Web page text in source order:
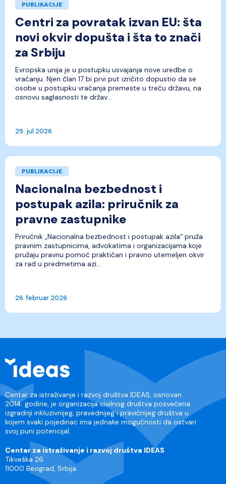
PUBLIKACIJE
Centri za povratak izvan EU: šta
novi okvir dopušta i šta to znači
za Srbiju
Evropska unija je u postupku usvajanja nove uredbe o
vraćanju. Njen član 17 bi prvi put izričito dopustio da se
osobe u postupku vraćanja premeste u treću državu, na
osnovu saglasnosti te držav...
29. jul 2026
PUBLIKACIJE
Nacionalna bezbednost i
postupak azila: priručnik za
pravne zastupnike
Priručnik „Nacionalna bezbednost i postupak azila“ pruža
pravnim zastupnicima, advokatima i organizacijama koje
pružaju pravnu pomoć praktičan i pravno utemeljen okvir
za rad u predmetima azi...
26. februar 2026
Centar za istraživanje i razvoj društva IDEAS, osnovan
2014. godine, je organizacija civilnog društva posvećena
izgradnji inkluzivnijeg, pravednijeg i pravičnijeg društva u
kojem svaki pojedinac ima jednake mogućnosti da ostvari
svoj puni potencijal.
Centar za istraživanje i razvoj društva IDEAS
Tikveška 26
11000 Beograd, Srbija